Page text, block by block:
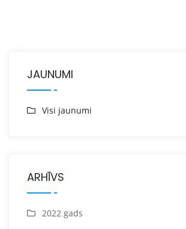
JAUNUMI
Visi jaunumi
ARHĪVS
2022 gads